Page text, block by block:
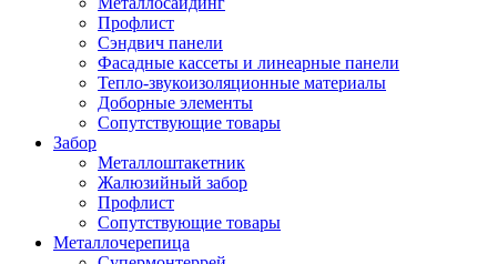
Профлист
Сэндвич панели
Фасадные кассеты и линеарные панели
Тепло-звукоизоляционные материалы
Доборные элементы
Сопутствующие товары
Забор
Металлоштакетник
Жалюзийный забор
Профлист
Сопутствующие товары
Металлочерепица